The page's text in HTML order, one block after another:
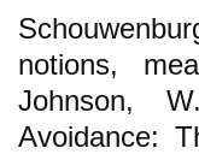
notions,
Johnson,
Avoidance: